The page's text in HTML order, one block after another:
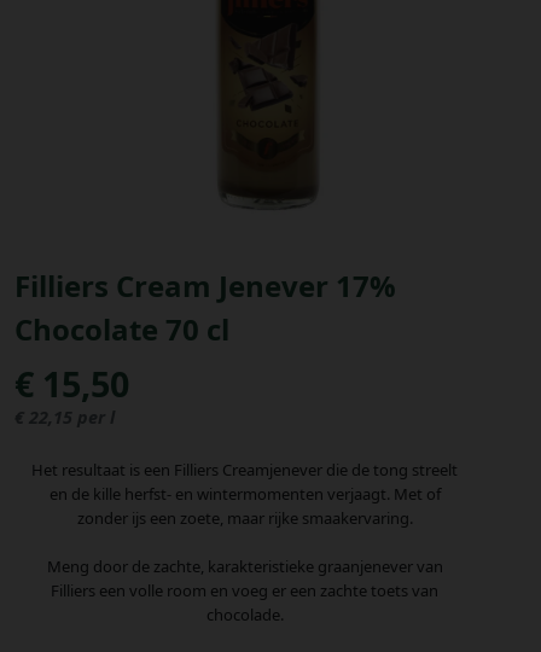
Filliers Cream Jenever 17%
Chocolate 70 cl
€ 15,50
€ 22,15 per l
Het resultaat is een Filliers Creamjenever die de tong streelt
en de kille herfst- en wintermomenten verjaagt. Met of
zonder ijs een zoete, maar rijke smaakervaring.
Meng door de zachte, karakteristieke graanjenever van
Filliers een volle room en voeg er een zachte toets van
chocolade.